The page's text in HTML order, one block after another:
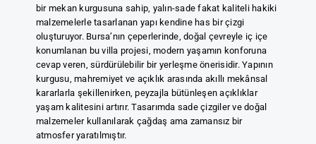
bir mekan kurgusuna sahip, yalın-sade fakat kaliteli hakiki
malzemelerle tasarlanan yapı kendine has bir çizgi
oluşturuyor. Bursa’nın çeperlerinde, doğal çevreyle iç içe
konumlanan bu villa projesi, modern yaşamın konforuna
cevap veren, sürdürülebilir bir yerleşme önerisidir. Yapının
kurgusu, mahremiyet ve açıklık arasında akıllı mekânsal
kararlarla şekillenirken, peyzajla bütünleşen açıklıklar
yaşam kalitesini artırır. Tasarımda sade çizgiler ve doğal
malzemeler kullanılarak çağdaş ama zamansız bir
atmosfer yaratılmıştır.